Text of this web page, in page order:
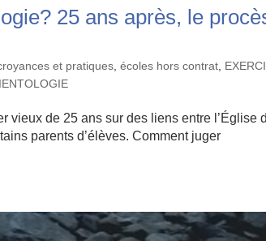
25 ans après, le
et pratiques ,écoles hors contrat
vieux de 25 ans sur des liens entre l’Église
parents d’élèves. Comment juger